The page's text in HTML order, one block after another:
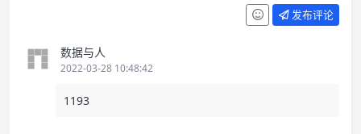
发布评论
数据与人
2022-03-28 10:48:42
1193